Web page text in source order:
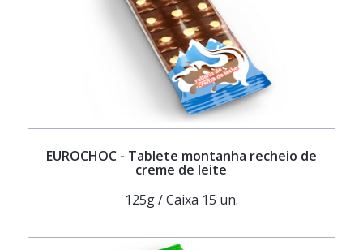
EUROCHOC- Tablete montanha recheio de
creme de leite
125g / Caixa 15 un.